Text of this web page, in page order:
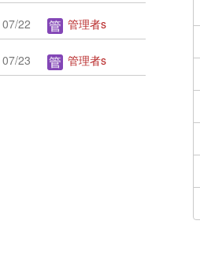
07/22 管理者s
07/23 管理者s